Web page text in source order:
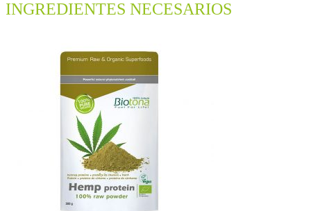
INGREDIENTES NECESARIOS